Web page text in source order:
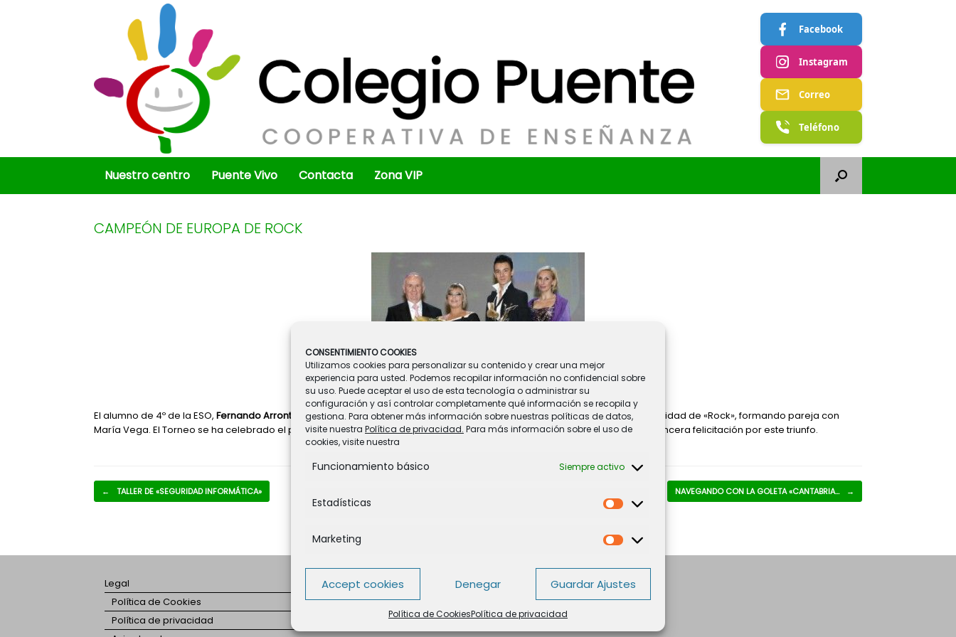
CONSENTIMIENTO COOKIES
Utilizamos cookies para personalizar su contenido y crear una mejor
experiencia para usted. Podemos recopilar información no confidencial sobre
su uso. Puede aceptar el uso de esta tecnología o administrar su
configuración y así controlar completamente qué información se recopila y
gestiona. Para obtener más información sobre nuestras políticas de datos,
visite nuestra Política de privacidad. Para más información sobre el uso de
cookies, visite nuestra
Funcionamiento básico Siempre activo
Estadísticas Estadísticas
Marketing Marketing
Accept cookies Denegar Guardar Ajustes
Política de CookiesPolítica de privacidad
Facebook
Instagram
Correo
Teléfono
Nuestro centro Puente Vivo Contacta Zona VIP
CAMPEÓN DE EUROPA DE ROCK
El alumno de 4º de la ESO, Fernando Arronte
, se ha proclamado Campeón de Europa de Baile en su categoría, en la modalidad de «Rock», formando pareja con
María Vega. El Torneo se ha celebrado el pasado fin de semana en la localidad de Torremolinos (Málaga). Nuestra más sincera felicitación por este triunfo.
Navegador de artículos
← TALLER DE «SEGURIDAD INFORMÁTICA» NAVEGANDO CON LA GOLETA «CANTABRIA… →
Legal
Política de Cookies
Política de privacidad